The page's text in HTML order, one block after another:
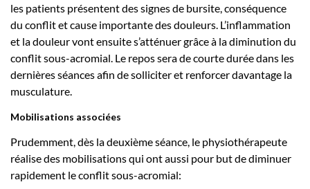
les patients présentent des signes de bursite, conséquence
du conflit et cause importante des douleurs. L’inflammation
et la douleur vont ensuite s’atténuer grâce à la diminution du
conflit sous-acromial. Le repos sera de courte durée dans les
dernières séances afin de solliciter et renforcer davantage la
musculature.
Mobilisations associées
Prudemment, dès la deuxième séance, le physiothérapeute
réalise des mobilisations qui ont aussi pour but de diminuer
rapidement le conflit sous-acromial: